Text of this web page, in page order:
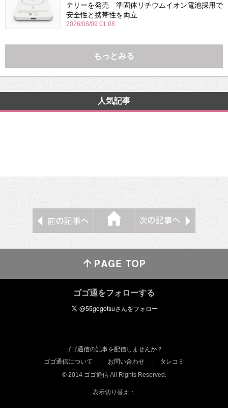
テリーを発売 準固体リチウムイオン電池採用で
安全性と携帯性を両立
2026/06/09 01:08
もっとみる
人気記事
ゴゴ通をフォローする
ゴゴ通信の記事を配信しませんか？
ゴゴ通信について
お問い合わせ
タレコミ
© 2014 ゴゴ通信 All Rights Reserved.
表示切り替え：